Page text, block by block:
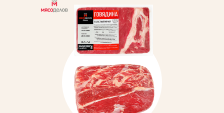
Торговые марки
Рецепты
Советы и хитрости
О компании
Производство